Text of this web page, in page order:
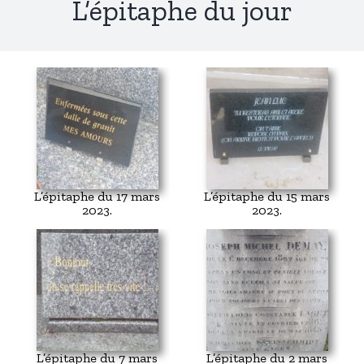
L’épitaphe du jour
L’épitaphe du 17 mars
2023.
L’épitaphe du 15 mars
2023.
L’épitaphe du 7 mars L’épitaphe du 2 mars